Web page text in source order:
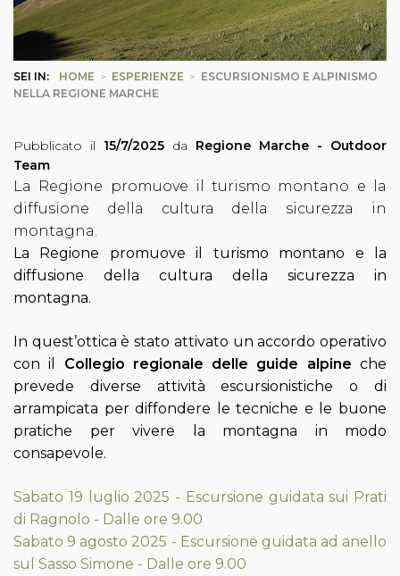
SEI IN: HOME > ESPERIENZE > ESCURSIONISMO E ALPINISMO
NELLA REGIONE MARCHE
Pubblicato il 15/7/2025 da Regione Marche - Outdoor
Team
La Regione promuove il turismo montano e la
diffusione della cultura della sicurezza in
montagna.
La Regione promuove il turismo montano e la
diffusione della cultura della sicurezza in
montagna.
In quest’ottica è stato attivato un accordo operativo
con il Collegio regionale delle guide alpineche
prevede diverse attività escursionistiche o di
arrampicata per diffondere le tecniche e le buone
pratiche per vivere la montagna in modo
consapevole.
Sabato 19 luglio 2025 - Escursione guidata sui Prati
di Ragnolo - Dalle ore 9.00
Sabato 9 agosto 2025 - Escursione guidata ad anello
sul Sasso Simone - Dalle ore 9.00